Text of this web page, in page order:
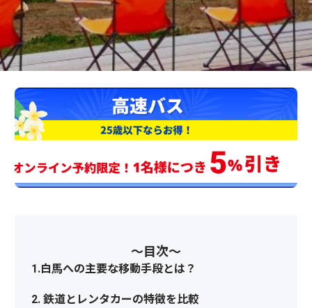
〜目次〜
1.白馬への主要な移動手段とは？
2. 鉄道とレンタカーの特徴を比較